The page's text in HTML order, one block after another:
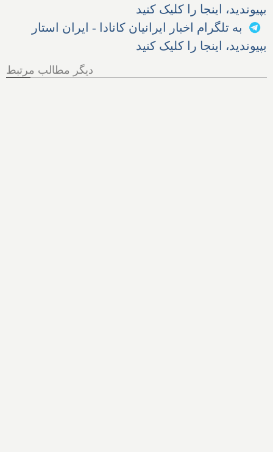
بپیوندید، اینجا را کلیک کنید
به تلگرام اخبار ایرانیان کانادا - ایران استار
بپیوندید، اینجا را کلیک کنید
دیگر مطالب مرتبط